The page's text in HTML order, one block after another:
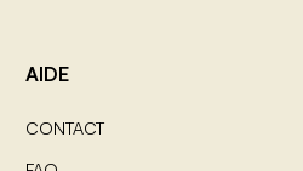
AIDE
CONTACT